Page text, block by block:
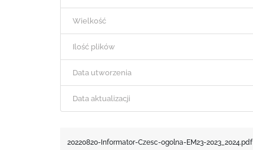
Wielkość
Ilość plików
Data utworzenia
Data aktualizacji
20220820-Informator-Czesc-ogolna-EM23-2023_2024.pdf